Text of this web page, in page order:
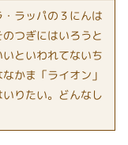
ラッパの３にんは
つぎにはいろうと
といわれてないち
かま「ライオン」
りたい。どんなし